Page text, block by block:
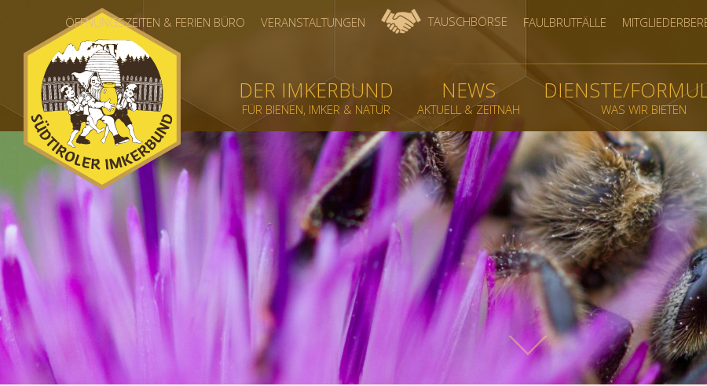
ÖFFNUNGSZEITEN & FERIEN BÜRO VERANSTALTUNGEN TAUSCHBÖRSE FAULBRUTFÄLLE
DER IMKERBUND
FÜR BIENEN, IMKER & NATUR
NEWS
AKTUELL & ZEITNAH
DIENSTE/
WAS WIR BIETEN